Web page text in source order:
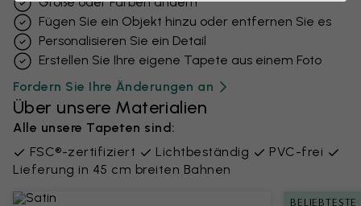
Fügen Sie ein Objekt hinzu oder entfernen Sie es
Personalisieren Sie ein Detail
Erstellen Sie Ihre eigene Tapete aus einem Foto
Fordern Sie Ihre Änderungen an
Über unsere Materialien
Alle unsere Tapeten sind:
FSC®-zertifiziert
Lichtbeständig
PVC-frei
Lieferung in 45 cm breiten Bahnen
BELIEBTESTE